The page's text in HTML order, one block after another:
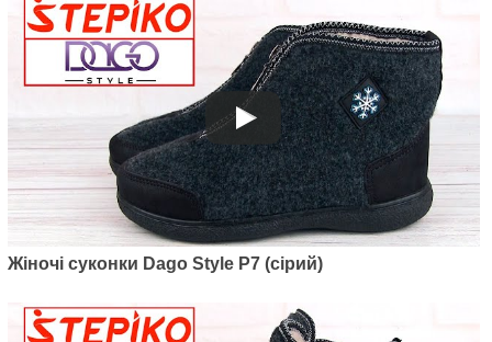
Артикул: 041D050
Жіноче суконно-хутряне зимове
взуття Befado Ania 041D050
640 грн.
Жіночі суконки Dago Style P7 (сірий)